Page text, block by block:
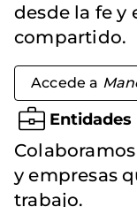
desde la fe y
compartido.
Accede a
y empresas
trabajo.